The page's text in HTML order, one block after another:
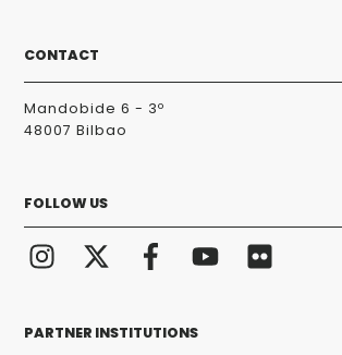
CONTACT
Mandobide 6 - 3º
48007 Bilbao
FOLLOW US
PARTNER INSTITUTIONS